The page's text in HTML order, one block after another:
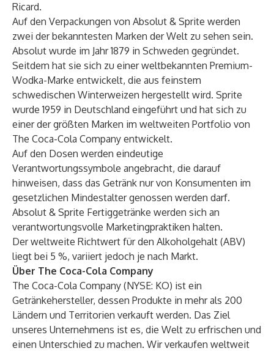
Ricard.
Auf den Verpackungen von Absolut & Sprite werden
zwei der bekanntesten Marken der Welt zu sehen sein.
Absolut wurde im Jahr 1879 in Schweden gegründet.
Seitdem hat sie sich zu einer weltbekannten Premium-
Wodka-Marke entwickelt, die aus feinstem
schwedischen Winterweizen hergestellt wird. Sprite
wurde 1959 in Deutschland eingeführt und hat sich zu
einer der größten Marken im weltweiten Portfolio von
The Coca-Cola Company entwickelt.
Auf den Dosen werden eindeutige
Verantwortungssymbole angebracht, die darauf
hinweisen, dass das Getränk nur von Konsumenten im
gesetzlichen Mindestalter genossen werden darf.
Absolut & Sprite Fertiggetränke werden sich an
verantwortungsvolle Marketingpraktiken halten.
Der weltweite Richtwert für den Alkoholgehalt (ABV)
liegt bei 5 %, variiert jedoch je nach Markt.
Über The Coca-Cola Company
The Coca-Cola Company (NYSE: KO) ist ein
Getränkehersteller, dessen Produkte in mehr als 200
Ländern und Territorien verkauft werden. Das Ziel
unseres Unternehmens ist es, die Welt zu erfrischen und
einen Unterschied zu machen. Wir verkaufen weltweit